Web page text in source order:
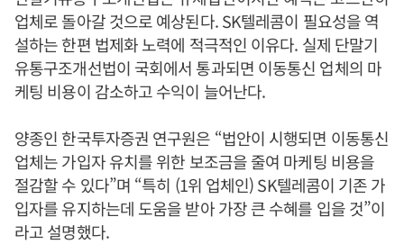
업체로 돌아갈 것으로 예상된다. SK텔레콤이 필요성을 역
설하는 한편 법제화 노력에 적극적인 이유다. 실제 단말기
유통구조개선법이 국회에서 통과되면 이동통신 업체의 마
케팅 비용이 감소하고 수익이 늘어난다.
양종인 한국투자증권 연구원은 “법안이 시행되면 이동통신
업체는 가입자 유치를 위한 보조금을 줄여 마케팅 비용을
절감할 수 있다”며 “특히 (1위 업체인) SK텔레콤이 기존 가
입자를 유지하는데 도움을 받아 가장 큰 수혜를 입을 것”이
라고 설명했다.